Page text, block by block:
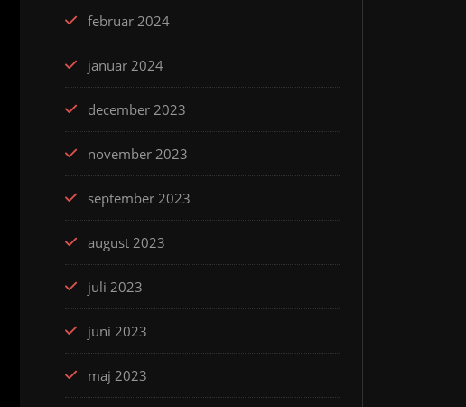
februar 2024
januar 2024
december 2023
november 2023
september 2023
august 2023
juli 2023
juni 2023
maj 2023